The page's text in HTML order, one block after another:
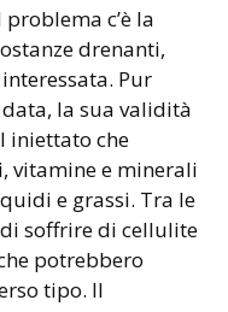
c’è la
drenanti,
Pur
la sua validità
iniettato che
vitamine e minerali
e grassi. Tra le
soffrire di cellulite
potrebbero
tipo. Il